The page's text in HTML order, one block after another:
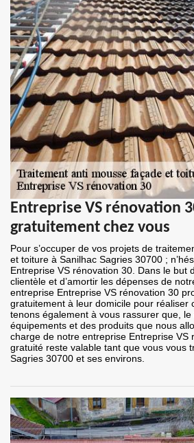
Entreprise VS rénovation
gratuitement chez vous
Pour s’occuper de vos projets de
et toiture à Sanilhac Sagries 30700 ;
Entreprise VS rénovation 30. Dans le but
clientèle et d’amortir les dépenses de
entreprise Entreprise VS rénovation 30
gratuitement à leur domicile pour réaliser
tenons également à vous rassurer que,
équipements et des produits que nous
charge de notre entreprise Entreprise VS
gratuité reste valable tant que vous vous
Sagries 30700 et ses environs.